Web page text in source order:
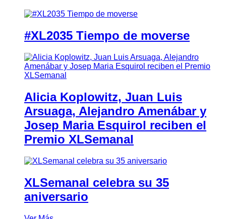
#XL2035 Tiempo de moverse
Alicia Koplowitz, Juan Luis
Arsuaga, Alejandro Amenábar y
Josep Maria Esquirol reciben el
Premio XLSemanal
XLSemanal celebra su 35
aniversario